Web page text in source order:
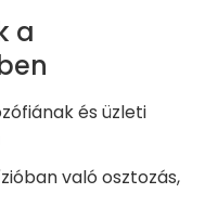
a
és üzleti
való osztozás,